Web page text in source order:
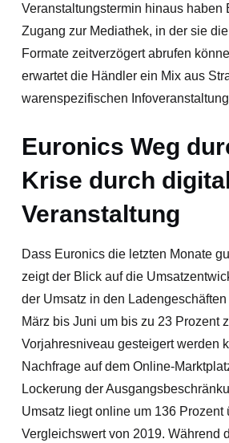
Veranstaltungstermin hinaus haben
Zugang zur Mediathek, in der sie
Formate zeitverzögert abrufen
erwartet die Händler ein Mix aus
warenspezifischen
Euronics Weg
Krise durch
Veranstaltung
Dass Euronics die letzten Monate
zeigt der Blick auf die
der Umsatz in den
März bis Juni um bis zu 23 Prozent
Vorjahresniveau gesteigert werden
Nachfrage auf dem Online-
Lockerung der
Umsatz liegt online um 136 Prozent
Vergleichswert von 2019. Während